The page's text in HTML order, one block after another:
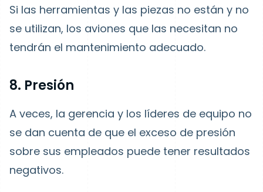
Si las herramientas y las piezas no están y no
se utilizan, los aviones que las necesitan no
tendrán el mantenimiento adecuado.
8. Presión
A veces, la gerencia y los líderes de equipo no
se dan cuenta de que el exceso de presión
sobre sus empleados puede tener resultados
negativos.